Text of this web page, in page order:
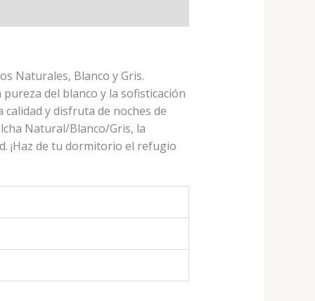
Naturales, Blanco y Gris.
del blanco y la sofisticación
y disfruta de noches de
Natural/Blanco/Gris, la
¡Haz de tu dormitorio el refugio